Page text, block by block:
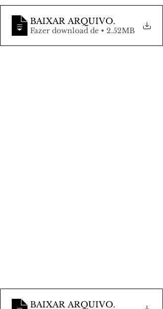
BAIXAR ARQUIVO.
Fazer download de • 2.52MB
BAIXAR ARQUIVO.